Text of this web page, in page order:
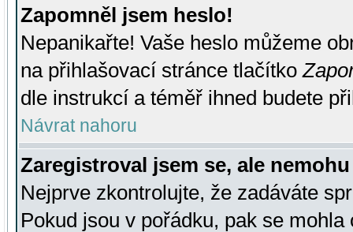
Zapomněl jsem heslo!
Nepanikařte! Vaše heslo můžeme
na přihlašovací stránce tlačítko
dle instrukcí a téměř ihned budete
Návrat nahoru
Zaregistroval jsem se, ale
Nejprve zkontrolujte, že zadáváte
Pokud jsou v pořádku, pak se